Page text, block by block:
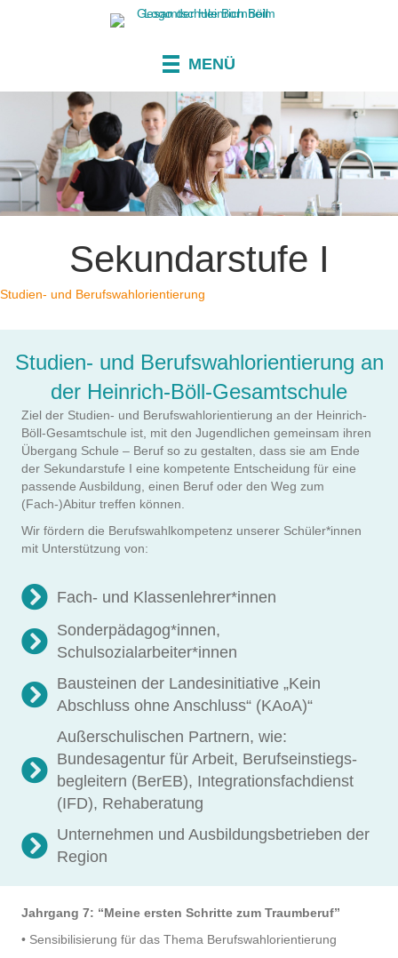
MENÜ
Sekundarstufe I
Studien- und Berufswahlorientierung
Studien- und Berufswahlorientierung an
der Heinrich-Böll-Gesamtschule
Ziel der Studien- und Berufswahlorientierung an der Heinrich-
Böll-Gesamtschule ist, mit den Jugendlichen gemeinsam ihren
Übergang Schule – Beruf so zu gestalten, dass sie am Ende
der Sekundarstufe I eine kompetente Entscheidung für eine
passende Ausbildung, einen Beruf oder den Weg zum
(Fach-)Abitur treffen können.
Wir fördern die Berufswahlkompetenz unserer Schüler*innen
mit Unterstützung von:
Fach- und Klassenlehrer*innen
Sonderpädagog*innen,
Schulsozialarbeiter*innen
Bausteinen der Landesinitiative „Kein
Abschluss ohne Anschluss“ (KAoA)“
Außerschulischen Partnern, wie:
Bundesagentur für Arbeit, Berufseinstiegs-
begleitern (BerEB), Integrationsfachdienst
(IFD), Rehaberatung
Unternehmen und Ausbildungsbetrieben der
Region
Jahrgang 7: “Meine ersten Schritte zum Traumberuf”
• Sensibilisierung für das Thema Berufswahlorientierung